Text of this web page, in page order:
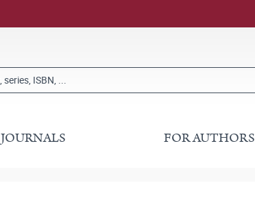
JOURNALS FOR AUTHORS